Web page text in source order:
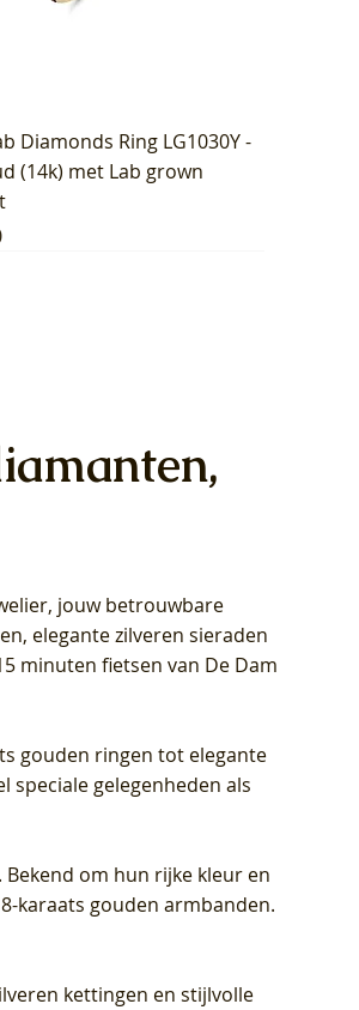
Diamonds Ring LG1030Y -
(14k) met Lab grown
Diamonds Collier LG3014Y
(14k) met Lab grown
Diamonds Ring LG1029Y -
(14k) met Lab grown
Diamonds Oorknoppen
– Geelgoud (14k) met Lab
jouw betrouwbare
elegante zilveren sieraden
minuten fietsen van De Dam
gouden ringen tot elegante
speciale gelegenheden als
om hun rijke kleur en
karaats gouden armbanden.
kettingen en stijlvolle